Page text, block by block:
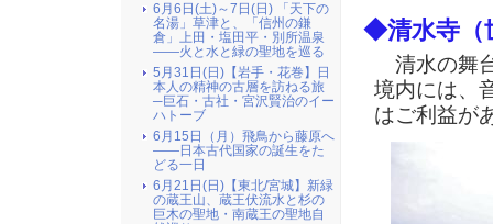
◆清水寺（
清水の舞
境内には、
はご利益が
6月6日(土)～7日(日) 「天下の
名湯」草津と、「信州の鎌
倉」上田・塩田平・別所温泉
――火と水と緑の聖地を巡る
5月31日(日)【岩手・花巻】日
本人の精神の古層を訪ねる旅
─巨石・古社・宮沢賢治のイー
ハトーブ
6月15日（月）飛鳥から藤原へ
――日本古代国家の誕生をた
どる一日
6月21日(日)【東北/宮城】新緑
の蔵王山、蔵王伏流水と杉の
巨木の聖地・南蔵王の聖地自